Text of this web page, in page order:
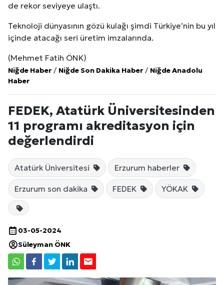
de rekor seviyeye ulaştı.
Teknoloji dünyasının gözü kulağı şimdi Türkiye’nin bu yıl
içinde atacağı seri üretim imzalarında.
(Mehmet Fatih ÖNK)
Niğde Haber / Niğde Son Dakika Haber / Niğde Anadolu
Haber
FEDEK, Atatürk Üniversitesinden
11 programı akreditasyon için
değerlendirdi
Atatürk Üniversitesi Erzurum haberler
Erzurum son dakika FEDEK YÖKAK
03-05-2024
Süleyman ÖNK